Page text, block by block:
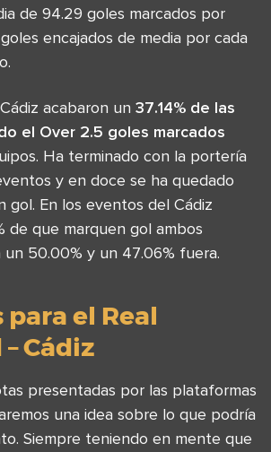
de 94.29 goles marcados por
encajados de media por cada
acabaron un 37.14% de las
el Over 2.5 goles marcados
Ha terminado con la portería
y en doce se ha quedado
gol. En los eventos del Cádiz
de que marquen gol ambos
un 50.00% y un 47.06% fuera.
el Real
Cádiz
presentadas por las plataformas
una idea sobre lo que podría
Siempre teniendo en mente que